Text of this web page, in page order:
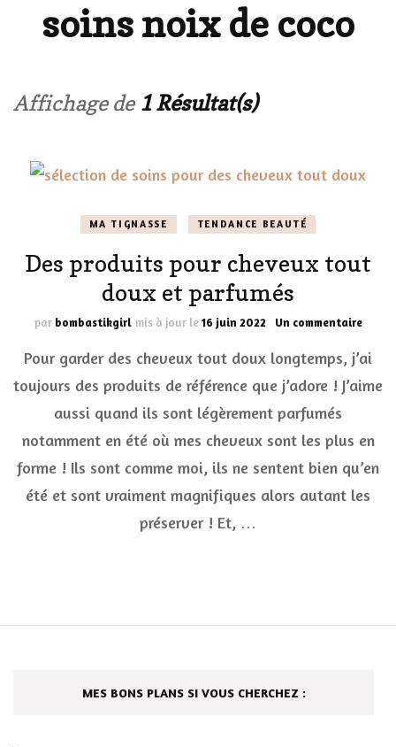
soins noix de coco
Affichage de 1 Résultat(s)
MA TIGNASSE TENDANCE BEAUTÉ
Des produits pour cheveux tout
doux et parfumés
par bombastikgirl mis à jour le16 juin 2022 Un commentairesur
et
Pour garder des cheveux tout doux longtemps, j’ai
toujours des produits de référence que j’adore ! J’aime
aussi quand ils sont légèrement parfumés
notamment en été où mes cheveux sont les plus en
forme ! Ils sont comme moi, ils ne sentent bien qu’en
été et sont vraiment magnifiques alors autant les
préserver ! Et, …
MES BONS PLANS SI VOUS CHERCHEZ :